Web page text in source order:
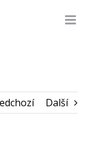
Další